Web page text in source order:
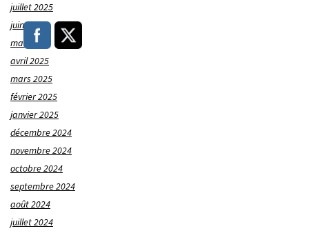
juillet 2025
juin 2025
mai 2025
avril 2025
mars 2025
février 2025
janvier 2025
décembre 2024
novembre 2024
octobre 2024
septembre 2024
août 2024
juillet 2024